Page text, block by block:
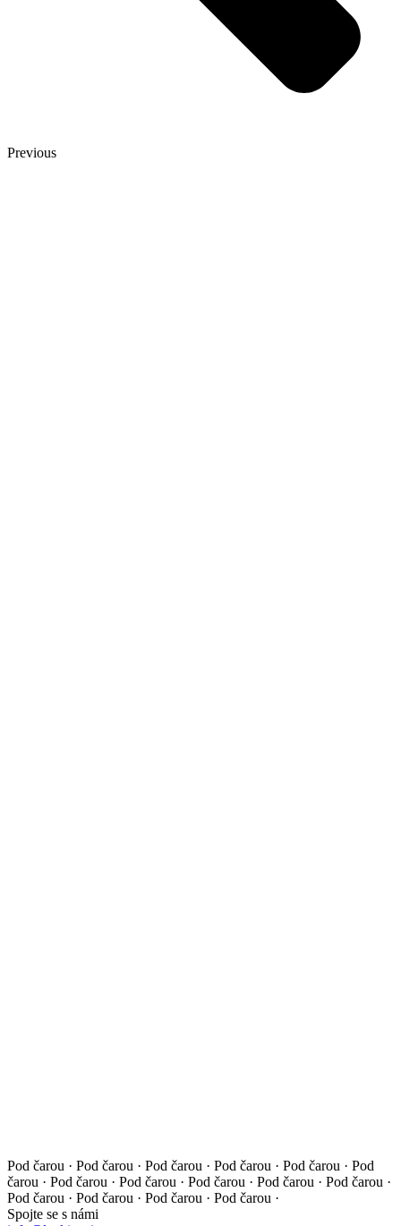
Previous
Pod čarou · Pod čarou · Pod čarou · Pod čarou · Pod čarou · Pod
čarou · Pod čarou · Pod čarou · Pod čarou · Pod čarou · Pod čarou ·
Pod čarou · Pod čarou · Pod čarou · Pod čarou ·
Spojte se s námi